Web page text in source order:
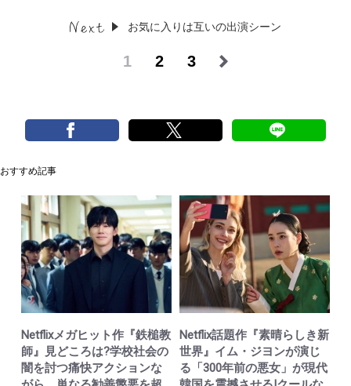
お気に入りは互いの出演シーン
1 2 3
おすすめ記事
Netflixメガヒット作『鉄槌教
師』見どころは?学校社会の
闇を討つ痛快アクションな
Netflix話題作『素晴らしき新
世界』イム・ジヨンが演じ
る「300年前の悪女」が現代